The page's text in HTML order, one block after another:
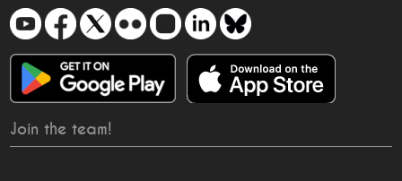
Join the team!